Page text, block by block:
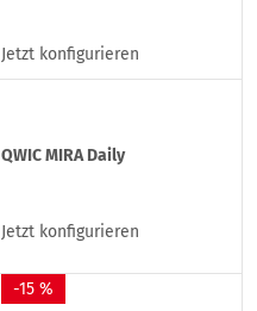
Jetzt konfigurieren
QWIC MIRA Daily
Jetzt konfigurieren
-15 %